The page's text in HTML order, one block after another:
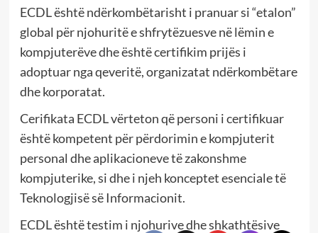
ECDL është ndërkombëtarisht i pranuar si “etalon”
global për njohuritë e shfrytëzuesve në lëmin e
kompjuterëve dhe është certifikim prijës i
adoptuar nga qeveritë, organizatat ndërkombëtare
dhe korporatat.
Cerifikata ECDL vërteton që personi i certifikuar
është kompetent për përdorimin e kompjuterit
personal dhe aplikacioneve të zakonshme
kompjuterike, si dhe i njeh konceptet esenciale të
Teknologjisë së Informacionit.
ECDL është testim i njohurive dhe shkathtësive